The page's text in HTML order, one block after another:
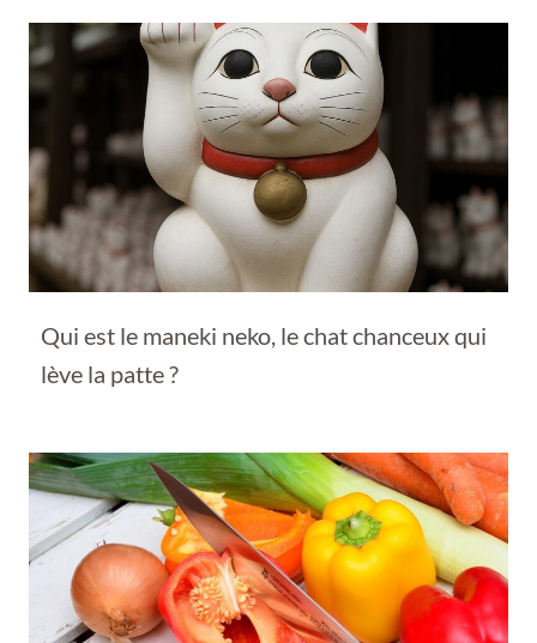
Qui est le maneki neko, le chat chanceux qui
lève la patte ?